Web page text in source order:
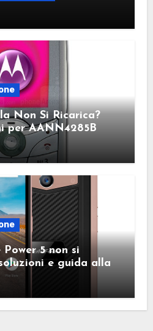
Non Si Ricarica?
per AANN4285B
5 non si
e guida alla